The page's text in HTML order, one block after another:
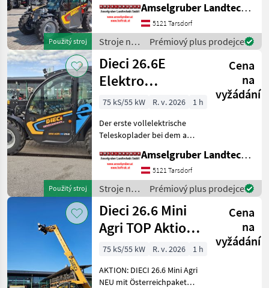
Použitý stroj
Teleskopladermarkt. Stufe
5 Motor - -Größte Kabine
(Baugleich vom Modell 26.6
Mini Agri) -50
Amselgruber Landtechnik GmbH
5121 Tarsdorf
Stroje na
stavbu /
Dieci
Prémiový plus prodejce
Použitý stroj
Dieci 26.6E
Elektro
Teleskoplader
Österreichpaket
Cena
na
vyžádání
75 kS/55 kW R. v. 2026
1 h
Der erste vollelektrische
Teleskoplader bei dem an
wurde - MADE BY DIECI!
AKTION: DIECI 26.6 E
Elektro Mini Agri NEU mit
Österreichpaket (TOP
Amselgruber Landtechnik GmbH
5121 Tarsdorf
Stroje na
stavbu /
Dieci
Prémiový plus prodejce
Dieci 26.6 Mini
Agri TOP Aktion
mit
Österreichpaket
Cena
na
vyžádání
75 kS/55 kW R. v. 2026
1 h
AKTION: DIECI 26.6 Mini Agri
NEU mit Österreichpaket